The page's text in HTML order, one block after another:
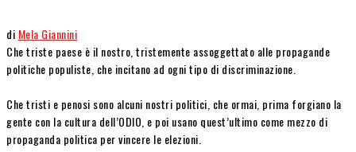
di Mela Giannini
Che triste paese è il nostro, tristemente assoggettato alle propagande
politiche populiste, che incitano ad ogni tipo di discriminazione.
Che tristi e penosi sono alcuni nostri politici, che ormai, prima forgiano la
gente con la cultura dell’ODIO, e poi usano quest’ultimo come mezzo di
propaganda politica per vincere le elezioni.